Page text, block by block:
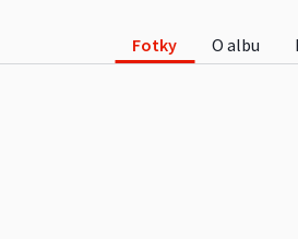
Fotky O albu